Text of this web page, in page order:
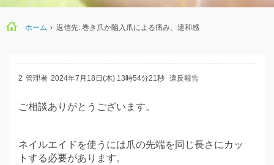
ホーム › 返信先: 巻き爪か陥入爪による痛み、違和感
2 管理者 2024年7月18日(木) 13時54分21秒 違反報告
ご相談ありがとうございます。
ネイルエイドを使うには爪の先端を同じ長さにカッ
トする必要があります。